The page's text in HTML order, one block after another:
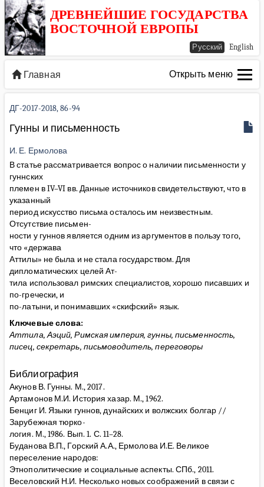
ДРЕВНЕЙШИЕ ГОСУДАРСТВА
ВОСТОЧНОЙ ЕВРОПЫ
Русский English
Главная Открыть меню
ДГ-2017-2018, 86-94
Гунны и письменность
И. Е. Ермолова
В статье рассматривается вопрос о наличии письменности у
гуннских
племен в IV–VI вв. Данные источников свидетельствуют, что в
указанный
период искусство письма осталось им неизвестным.
Отсутствие письмен-
ности у гуннов является одним из аргументов в пользу того,
что «держава
Аттилы» не была и не стала государством. Для
дипломатических целей Ат-
тила использовал римских специалистов, хорошо писавших и
по-гречески, и
по-латыни, и понимавших «скифский» язык.
Ключевые слова:
Аттила, Аэций, Римская империя, гунны, письменность,
писец, секретарь, письмоводитель, переговоры
Библиография
Акунов В. Гунны. М., 2017.
Артамонов М.И. История хазар. М., 1962.
Бенциг И. Языки гуннов, дунайских и волжских болгар //
Зарубежная тюрко-
логия. М., 1986. Вып. 1. С. 11–28.
Буданова В.П., Горский А.А., Ермолова И.Е. Великое
переселение народов:
Этнополитические и социальные аспекты. СПб., 2011.
Веселовский Н.И. Несколько новых соображений в связи с